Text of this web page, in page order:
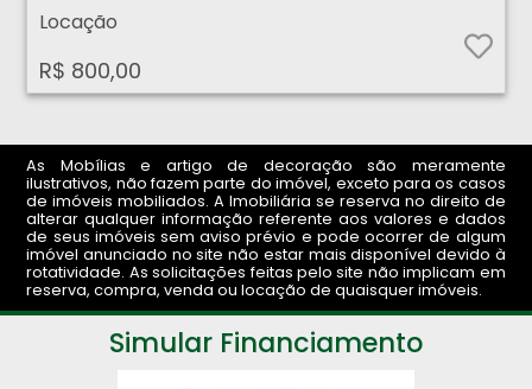
Locação
R$ 800,00
As Mobílias e artigo de decoração são meramente
ilustrativos, não fazem parte do imóvel, exceto para os casos
de imóveis mobiliados. A Imobiliária se reserva no direito de
alterar qualquer informação referente aos valores e dados
de seus imóveis sem aviso prévio e pode ocorrer de algum
imóvel anunciado no site não estar mais disponível devido à
rotatividade. As solicitações feitas pelo site não implicam em
reserva, compra, venda ou locação de quaisquer imóveis.
Simular Financiamento